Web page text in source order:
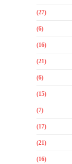
(27)
(6)
(16)
(21)
(6)
(15)
(7)
(17)
(21)
(16)